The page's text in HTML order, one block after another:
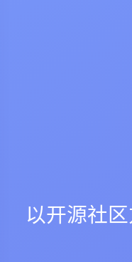
以开源社